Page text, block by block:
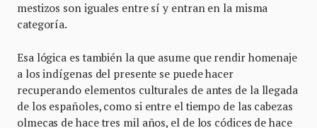
mestizos son iguales entre sí y entran en la misma
categoría.
Esa lógica es también la que asume que rendir homenaje
a los indígenas del presente se puede hacer
recuperando elementos culturales de antes de la llegada
de los españoles, como si entre el tiempo de las cabezas
olmecas de hace tres mil años, el de los códices de hace